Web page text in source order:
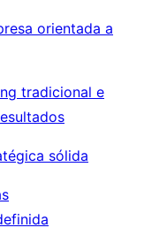
orientada a
tradicional e
sólida